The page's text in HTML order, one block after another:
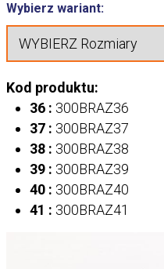
Wybierz wariant:
Kod produktu:
36 : 300BRAZ36
37 : 300BRAZ37
38 : 300BRAZ38
39 : 300BRAZ39
40 : 300BRAZ40
41 : 300BRAZ41